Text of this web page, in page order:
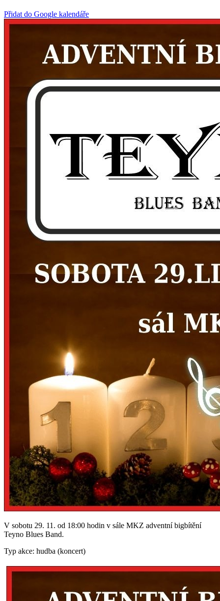
Přidat do Google kalendáře
V sobotu 29. 11. od 18:00 hodin v sále MKZ adventní bigbítění
Teyno Blues Band.
Typ akce: hudba (koncert)